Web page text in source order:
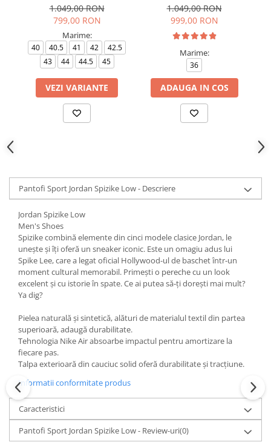
1.049,00 RON
799,00 RON
Marime:
40 40.5 41 42
42.5
43
44 44.5 45
VEZI VARIANTE
1.049,00 RON
999,00 RON
Marime:
36
ADAUGA IN COS
Pantofi Sport Jordan Spizike Low - Descriere
Jordan Spizike Low
Men's Shoes
Spizike combină elemente din cinci modele clasice Jordan, le
unește și îți oferă un sneaker iconic. Este un omagiu adus lui
Spike Lee, care a legat oficial Hollywood-ul de baschet într-un
moment cultural memorabil. Primești o pereche cu un look
excelent și cu istorie în spate. Ce ai putea să‑ți dorești mai mult?
Ya dig?
Pielea naturală și sintetică, alături de materialul textil din partea
superioară, adaugă durabilitate.
Tehnologia Nike Air absoarbe impactul pentru amortizare la
fiecare pas.
Talpa exterioară din cauciuc solid oferă durabilitate și tracțiune.
Informatii conformitate produs
Caracteristici
Pantofi Sport Jordan Spizike Low - Review-uri(0)